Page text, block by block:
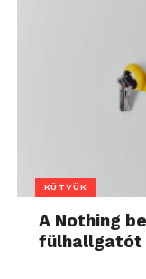
KÜTYÜK
A Nothing
fülhallgatót